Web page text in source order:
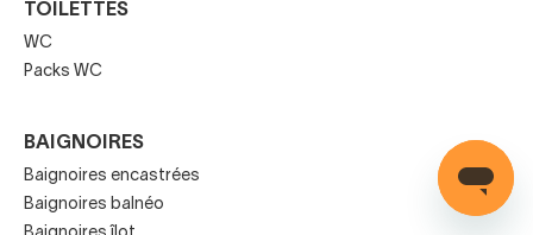
Dans ce cas, nous trouvons des robinets de baignoire de
haute qualité et avec des systèmes d'économie d'eau de
Robinetterie monocommande : ces robinets
permettent de régler à la fois la température et
l'intensité du flux d'eau avec une seule commande. Ils
TOILETTES
WC
Packs WC
BAIGNOIRES
Baignoires encastrées
Baignoires balnéo